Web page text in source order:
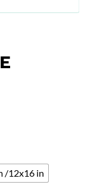
/12x16 in